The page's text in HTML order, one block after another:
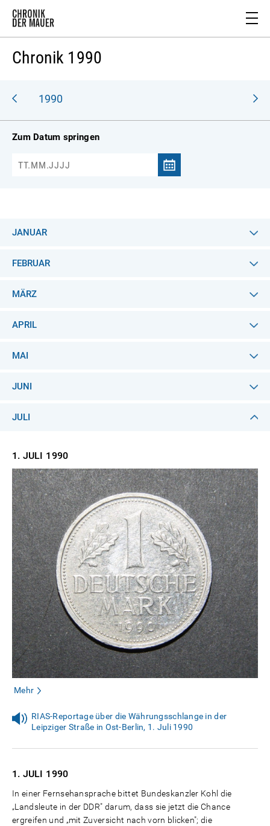
Chronik 1990
1990
Zum Datum springen
JANUAR
FEBRUAR
MÄRZ
APRIL
MAI
JUNI
JULI
1. JULI 1990
Mehr
RIAS-Reportage über die Währungsschlange in der
Leipziger Straße in Ost-Berlin, 1. Juli 1990
1. JULI 1990
In einer Fernsehansprache bittet Bundeskanzler Kohl die
„Landsleute in der DDR" darum, dass sie jetzt die Chance
ergreifen und „mit Zuversicht nach vorn blicken"; die